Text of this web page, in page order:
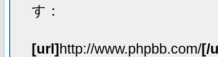
す：
[url]http://www.phpbb.com/[/